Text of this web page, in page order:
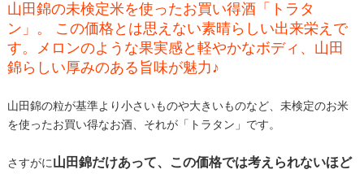
山田錦の未検定米を使ったお買い得酒「トラタ
ン」。 この価格とは思えない素晴らしい出来栄えで
す。メロンのような果実感と軽やかなボディ、山田
錦らしい厚みのある旨味が魅力♪
山田錦の粒が基準より小さいものや大きいものなど、未検定のお米
を使ったお買い得なお酒、それが「トラタン」です。
さすがに山田錦だけあって、この価格では考えられないほど